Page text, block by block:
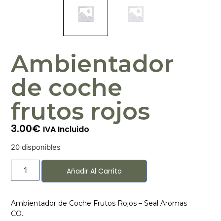
Ambientador
de coche
frutos rojos
3.00€ IVA Incluido
20 disponibles
Añadir Al Carrito
Ambientador de Coche Frutos Rojos – Seal Aromas
CO.